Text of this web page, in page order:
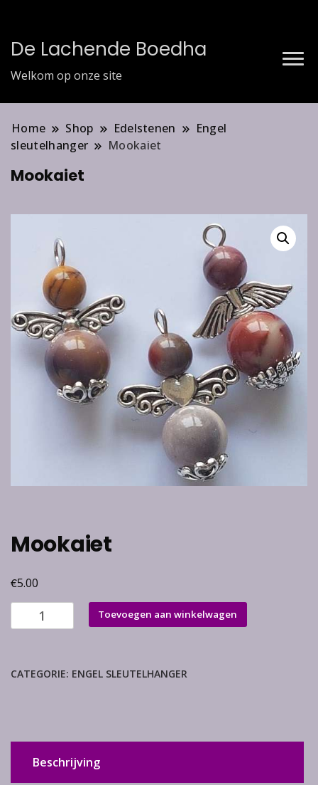
De Lachende Boedha
Welkom op onze site
Home Shop Edelstenen
Engel
sleutelhanger
Mookaiet
Mookaiet
Mookaiet
€5.00
Mookaiet
aantal
Toevoegen aan winkelwagen
CATEGORIE: ENGEL SLEUTELHANGER
Beschrijving